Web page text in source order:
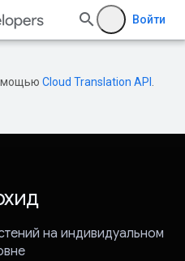
Войти
Cloud Translation API
на индивидуальном